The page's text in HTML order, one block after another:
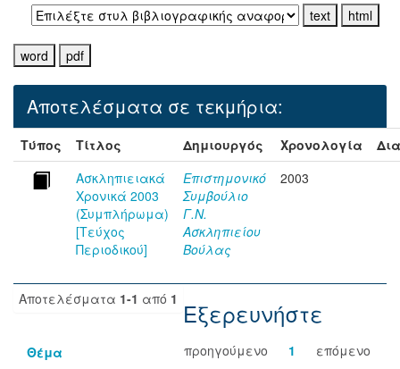
Αποτελέσματα σε τεκμήρια:
Τύπος Τίτλος Δημιουργός Χρονολογία
Ασκληπιειακά
Χρονικά 2003
(Συμπλήρωμα)
[Τεύχος
Περιοδικού]
Επιστημονικό
Συμβούλιο
Γ.Ν.
Ασκληπιείου
Βούλας
2003
Αποτελέσματα 1-1 από 1
προηγούμενο 1 επόμενο
Εξερευνήστε
Θέμα